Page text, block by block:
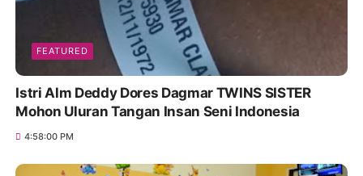
FEATURED
Istri Alm Deddy Dores Dagmar TWINS SISTER
Mohon Uluran Tangan Insan Seni Indonesia
4:58:00 PM